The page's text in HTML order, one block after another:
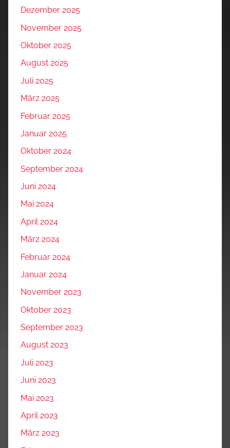
Dezember 2025
November 2025
Oktober 2025
August 2025
Juli 2025
März 2025
Februar 2025
Januar 2025
Oktober 2024
September 2024
Juni 2024
Mai 2024
April 2024
März 2024
Februar 2024
Januar 2024
November 2023
Oktober 2023
September 2023
August 2023
Juli 2023
Juni 2023
Mai 2023
April 2023
März 2023